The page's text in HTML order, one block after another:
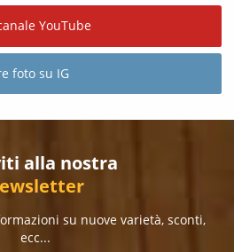
YouTube
foto su IG
alla nostra
su nuove varietà, sconti,
ecc...